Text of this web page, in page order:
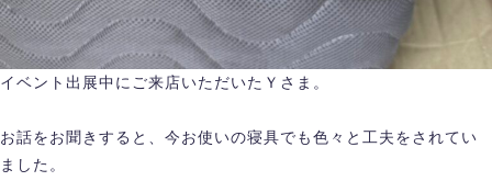
イベント出展中にご来店いただいたＹさま。
お話をお聞きすると、今お使いの寝具でも色々と工夫をされてい
ました。